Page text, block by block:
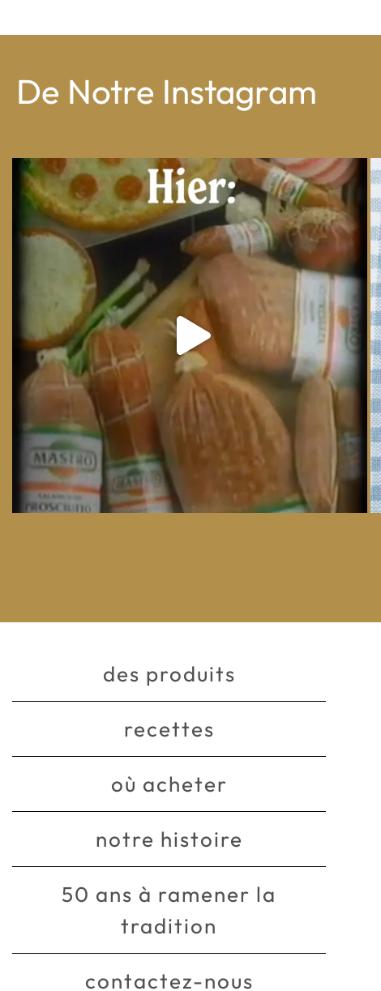
De Notre Instagram
From wood-paneled basements to candlelit condo...
8 0
des produits
recettes
où acheter
notre histoire
50 ans à ramener la
tradition
contactez-nous